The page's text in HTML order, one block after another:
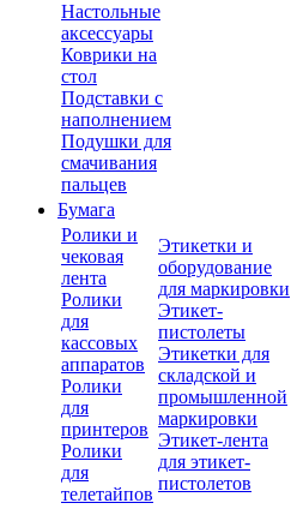
Настольные
аксессуары
Коврики на
стол
Подставки с
наполнением
Подушки для
смачивания
пальцев
Бумага
Ролики и
чековая
лента
Ролики
для
кассовых
аппаратов
Ролики
для
принтеров
Ролики
для
телетайпов
Этикетки и
оборудование
для маркировки
Этикет-
пистолеты
Этикетки для
складской и
промышленной
маркировки
Этикет-лента
для этикет-
пистолетов